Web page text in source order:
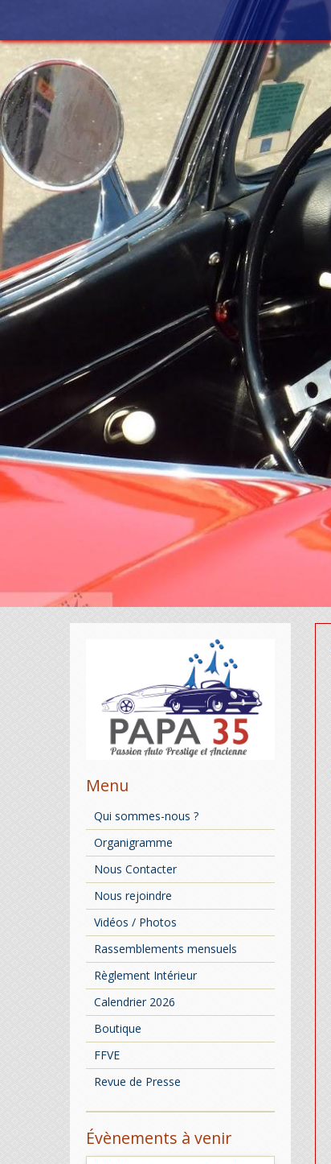
Menu
Qui sommes-nous ?
Organigramme
Nous Contacter
Nous rejoindre
Vidéos / Photos
Rassemblements mensuels
Règlement Intérieur
Calendrier 2026
Boutique
FFVE
Revue de Presse
Évènements à venir